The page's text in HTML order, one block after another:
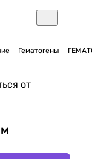
Гематогены
от